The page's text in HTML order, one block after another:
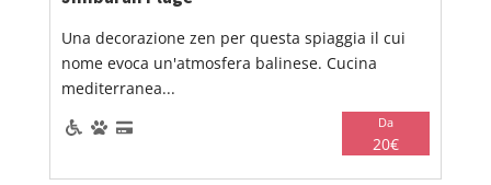
Una decorazione zen per questa spiaggia il cui
nome evoca un'atmosfera balinese. Cucina
mediterranea...
Da
20€